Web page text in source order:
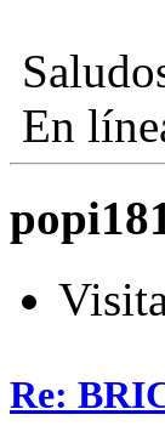
En
Re: